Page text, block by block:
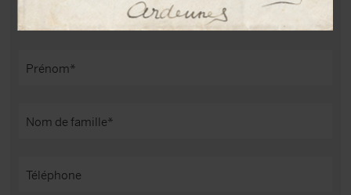
ACHETER CE DOCUMENT